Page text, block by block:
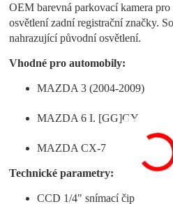
OEM barevná parkovací kamera
osvětlení zadní registrační značky.
nahrazující původní osvětlení.
Vhodné pro automobily:
MAZDA 3 (2004-2009)
MAZDA 6 I. [GG]GY
MAZDA CX-7
Technické parametry:
CCD 1/4" snímací čip